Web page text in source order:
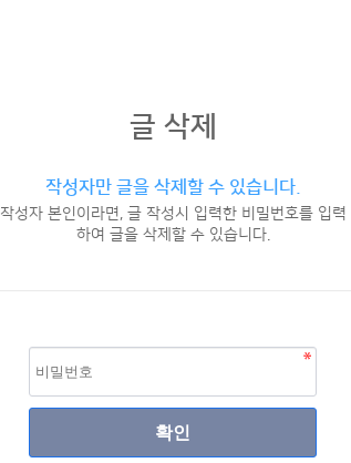
글 삭제
작성자만 글을 삭제할 수 있습니다.
작성자 본인이라면, 글 작성시 입력한 비밀번호를 입력
하여 글을 삭제할 수 있습니다.